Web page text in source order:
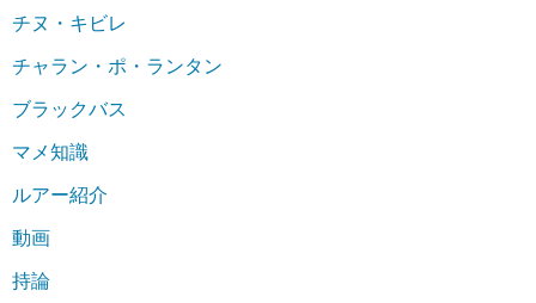
チヌ・キビレ
チャラン・ポ・ランタン
ブラックバス
マメ知識
ルアー紹介
動画
持論